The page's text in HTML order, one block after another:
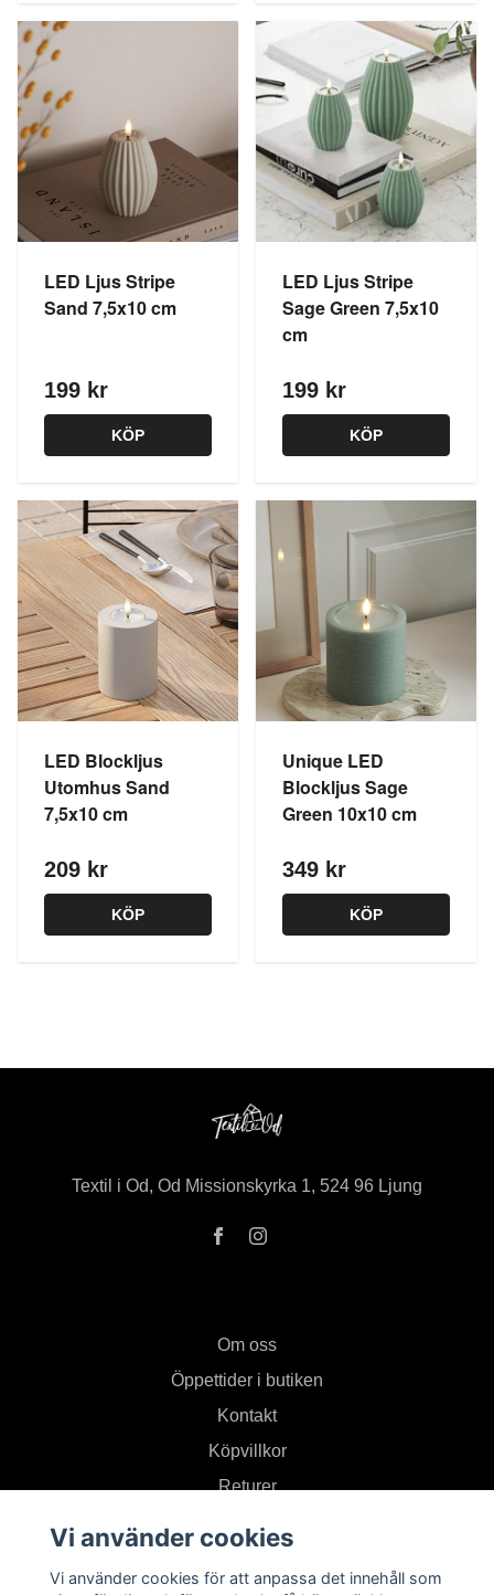
LED Ljus Stripe
Sand 7,5x10 cm
199 kr
KÖP
LED Ljus Stripe
Sage Green 7,5x10
cm
199 kr
KÖP
LED Blockljus
Utomhus Sand
7,5x10 cm
209 kr
KÖP
Unique LED
Blockljus Sage
Green 10x10 cm
349 kr
KÖP
Textil i Od, Od Missionskyrka 1, 524 96 Ljung
Om oss
Öppettider i butiken
Kontakt
Köpvillkor
Returer
Prenumerera på vårt nyhetsbrev
Vi använder cookies
Vi använder cookies för att anpassa det innehåll som